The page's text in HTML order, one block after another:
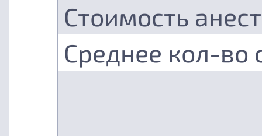
Стоимость
Среднее кол-во